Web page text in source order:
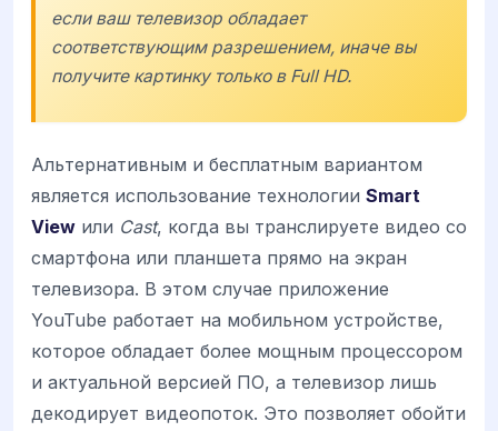
если ваш телевизор обладает
соответствующим разрешением, иначе вы
получите картинку только в Full HD.
Альтернативным и бесплатным вариантом
является использование технологии Smart
View или Cast, когда вы транслируете видео со
смартфона или планшета прямо на экран
телевизора. В этом случае приложение
YouTube работает на мобильном устройстве,
которое обладает более мощным процессором
и актуальной версией ПО, а телевизор лишь
декодирует видеопоток. Это позволяет обойти